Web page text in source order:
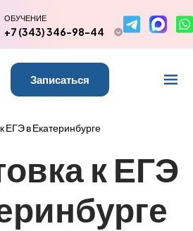
ОБУЧЕНИЕ
+7 (343) 346-98-44
Записаться
ЕГЭ в Екатеринбурге
к ЕГЭ